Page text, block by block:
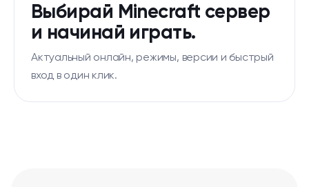
Выбирай Minecraft сервер
и начинай играть.
Актуальный онлайн, режимы, версии и быстрый
вход в один клик.